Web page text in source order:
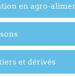
en agro-
et dérivés